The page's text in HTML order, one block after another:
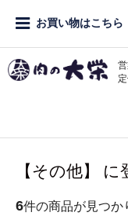
お買い物はこちら
【その他】
6件の商品が見つか